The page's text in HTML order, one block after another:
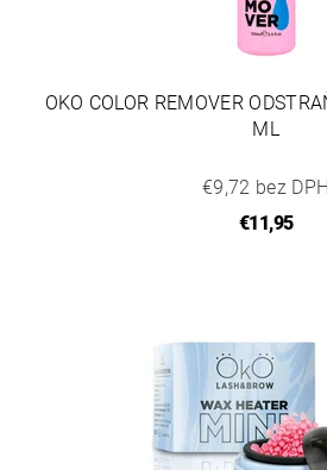
OKO COLOR REMOVER
ML
€9,72 bez DPH
€11,95